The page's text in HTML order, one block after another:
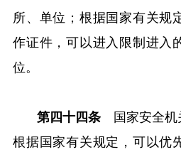
所、单位；根据国家有关规
作证件，可以进入限制进入
位。
第四十四条 国家安全机
根据国家有关规定，可以优